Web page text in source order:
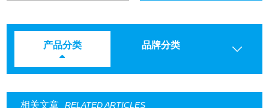
产品分类 品牌分类
相关文章 RELATED ARTICLES